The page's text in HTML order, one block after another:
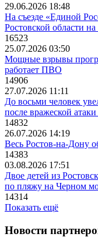
29.06.2026 18:48
На съезде «Единой
Ростовской области
16523
25.07.2026 03:50
Мощные взрывы
работает ПВО
14906
27.07.2026 11:11
До восьми человек
после вражеской
14832
26.07.2026 14:19
Весь Ростов-на-Дону
14383
03.08.2026 17:51
Двое детей из
по пляжу на Черном
14314
Показать ещё
Новости